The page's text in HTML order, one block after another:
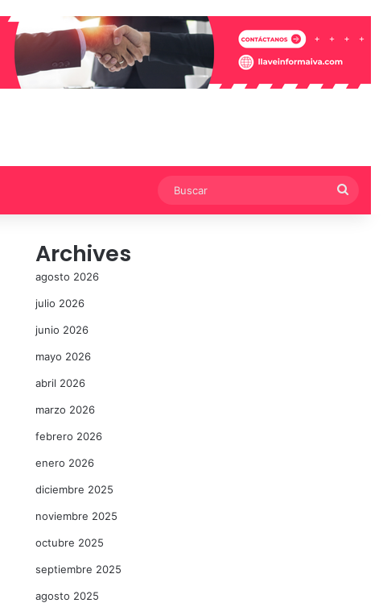
Archives
agosto 2026
julio 2026
junio 2026
mayo 2026
abril 2026
marzo 2026
febrero 2026
enero 2026
diciembre 2025
noviembre 2025
octubre 2025
septiembre 2025
agosto 2025